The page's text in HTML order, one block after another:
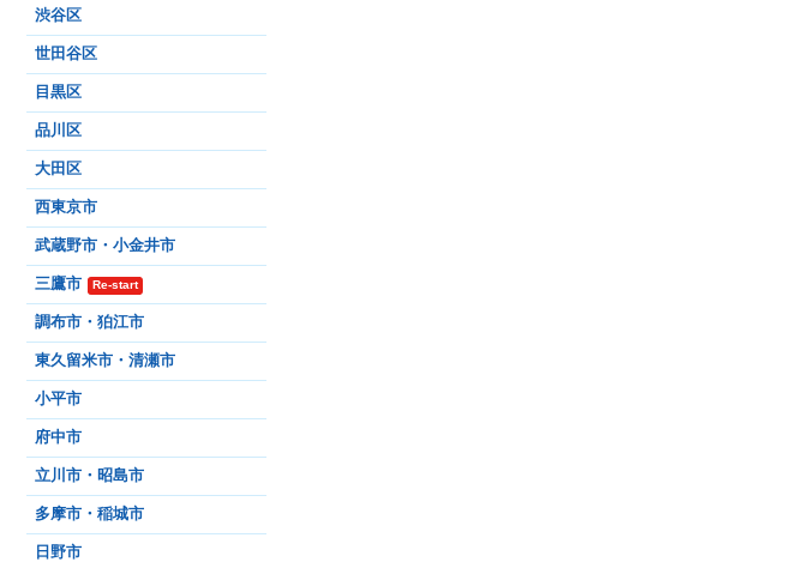
渋谷区
世田谷区
目黒区
品川区
大田区
西東京市
武蔵野市・小金井市
三鷹市 Re-start
調布市・狛江市
東久留米市・清瀬市
小平市
府中市
立川市・昭島市
多摩市・稲城市
日野市